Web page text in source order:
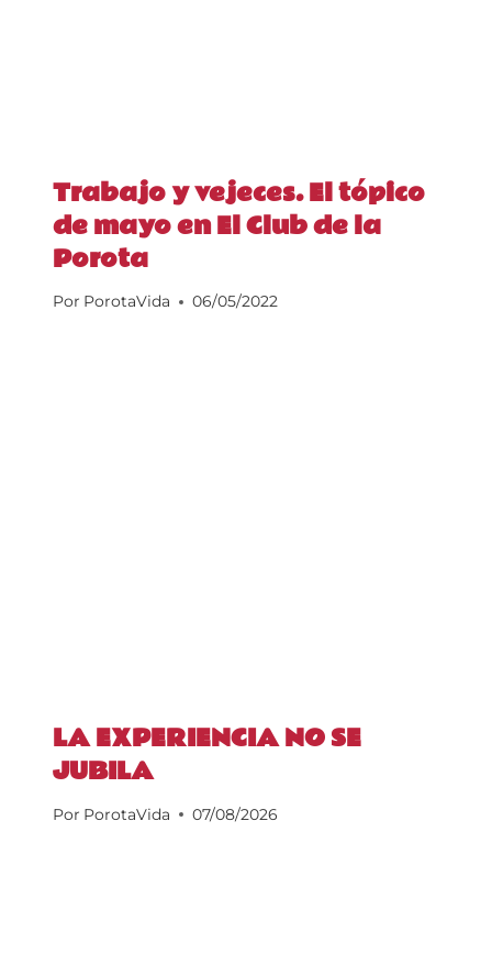
Trabajo y vejeces. El tópico
de mayo en El Club de la
Porota
Por PorotaVida 06/05/2022
LA EXPERIENCIA NO SE
JUBILA
Por PorotaVida 07/08/2026